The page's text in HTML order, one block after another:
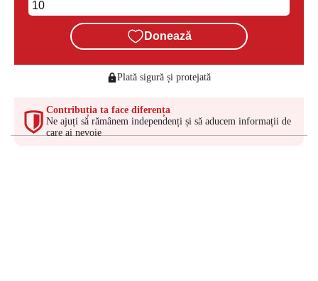
Donează
Plată sigură și protejată
Contribuția ta face diferența
Ne ajuți să rămânem independenți și să aducem informații de
care ai nevoie